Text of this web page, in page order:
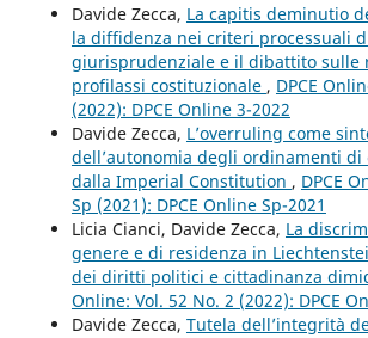
Davide Zecca, La capitis deminutio
la diffidenza nei criteri processuali
giurisprudenziale e il dibattito sulle
profilassi costituzionale , DPCE
(2022): DPCE Online 3-2022
Davide Zecca, L’overruling come
dell’autonomia degli ordinamenti di
dalla Imperial Constitution , DPCE
Sp (2021): DPCE Online Sp-2021
Licia Cianci, Davide Zecca, La
genere e di residenza in
dei diritti politici e cittadinanza
Online: Vol. 52 No. 2 (2022): DPCE
Davide Zecca, Tutela dell’integrità